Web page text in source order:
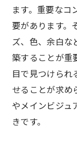
ます。重要なコ
要があります。
ズ、色、余白な
築することが重
目で見つけられ
せることが求め
やメインビジュ
きです。